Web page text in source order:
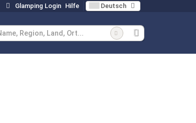
Glamping Login Hilfe Deutsch